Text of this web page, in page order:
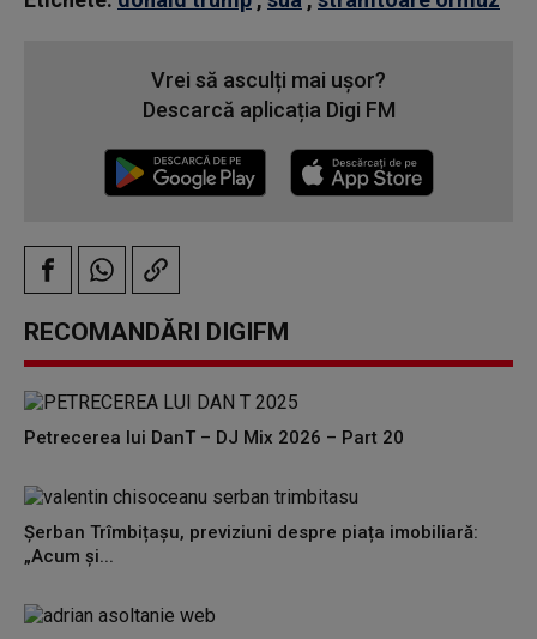
Vrei să asculți mai ușor?
Descarcă aplicația Digi FM
RECOMANDĂRI DIGIFM
Petrecerea lui DanT – DJ Mix 2026 – Part 20
Șerban Trîmbițașu, previziuni despre piața imobiliară:
„Acum și...